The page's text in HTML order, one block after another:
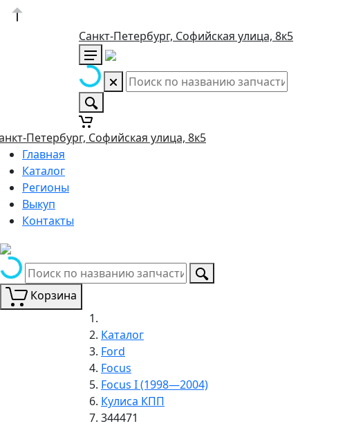
Санкт-Петербург, Софийская улица, 8к5
Петербург, Софийская улица, 8к5
Главная
Каталог
Регионы
Выкуп
Контакты
Корзина
Каталог
Ford
Focus
Focus I (1998—2004)
Кулиса КПП
344471